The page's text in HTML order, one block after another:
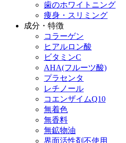
歯のホワイトニング
痩身・スリミング
成分・特徴
コラーゲン
ヒアルロン酸
ビタミンC
AHA(フルーツ酸)
プラセンタ
レチノール
コエンザイムQ10
無着色
無香料
無鉱物油
界面活性剤不使用